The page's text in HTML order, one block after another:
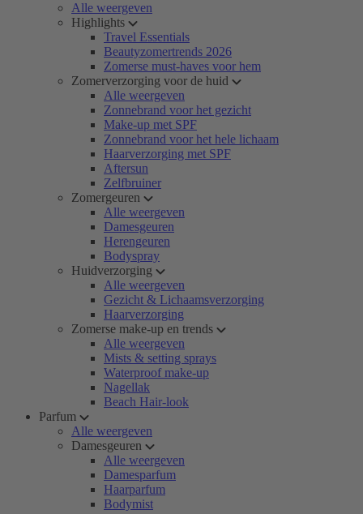
Alle weergeven
Highlights
Travel Essentials
Beautyzomertrends 2026
Zomerse must-haves voor hem
Zomerverzorging voor de huid
Alle weergeven
Zonnebrand voor het gezicht
Make-up met SPF
Zonnebrand voor het hele lichaam
Haarverzorging met SPF
Aftersun
Zelfbruiner
Zomergeuren
Alle weergeven
Damesgeuren
Herengeuren
Bodyspray
Huidverzorging
Alle weergeven
Gezicht & Lichaamsverzorging
Haarverzorging
Zomerse make-up en trends
Alle weergeven
Mists & setting sprays
Waterproof make-up
Nagellak
Beach Hair-look
Parfum
Alle weergeven
Damesgeuren
Alle weergeven
Damesparfum
Haarparfum
Bodymist